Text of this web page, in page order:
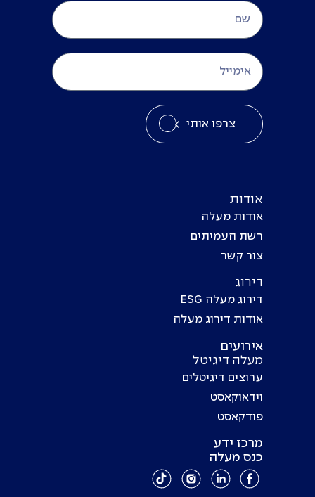
צרפו אותי
אודות
אודות מעלה
רשת העמיתים
צור קשר
דירוג
דירוג מעלה ESG
אודות דירוג מעלה
אירועים
מעלה דיגיטל
ערוצים דיגיטלים
וידאוקאסט
פודקאסט
מרכז ידע
כנס מעלה